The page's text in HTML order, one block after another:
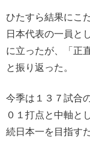
ひたすら結果にこ
日本代表の一員と
に立ったが、「正
と振り返った。
今季は１３７試合
０１打点と中軸と
続日本一を目指す